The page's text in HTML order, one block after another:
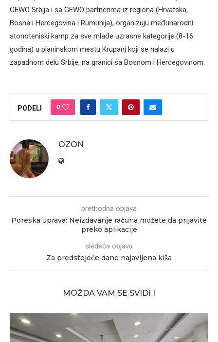
GEWO Srbija i sa GEWO partnerima iz regiona (Hrvatska,
Bosna i Hercegovina i Rumunija), organizuju međunarodni
stonoteniski kamp za sve mlađe uzrasne kategorije (8-16
godina) u planinskom mestu Krupanj koji se nalazi u
zapadnom delu Srbije, na granici sa Bosnom i Hercegovinom.
PODELI 0
OZON
prethodna objava
Poreska uprava: Neizdavanje računa možete da prijavite
preko aplikacije
sledeća objava
Za predstojeće dane najavljena kiša
MOŽDA VAM SE SVIDI I